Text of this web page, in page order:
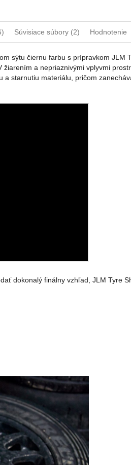
Súvisiace súbory (2) Hodnotenie
sýtu čiernu farbu s prípravkom JLM
a nepriaznivými vplyvmi
starnutiu materiálu, pričom
dokonalý finálny vzhľad, JLM Tyre